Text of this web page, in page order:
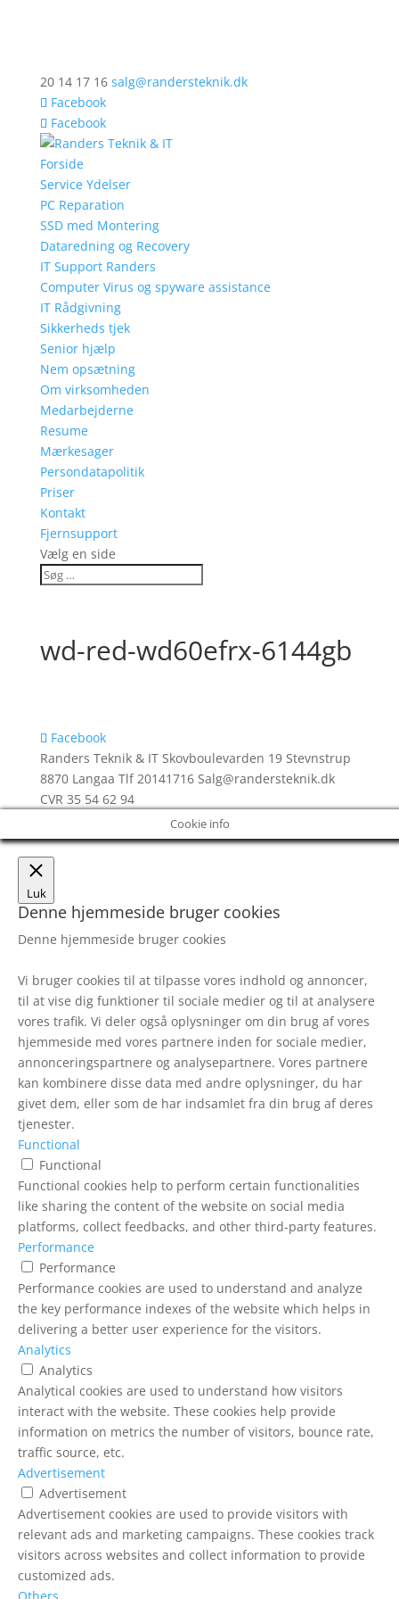
20 14 17 16 salg@randersteknik.dk
Facebook
Facebook
Forside
Service Ydelser
PC Reparation
SSD med Montering
Dataredning og Recovery
IT Support Randers
Computer Virus og spyware assistance
IT Rådgivning
Sikkerheds tjek
Senior hjælp
Nem opsætning
Om virksomheden
Medarbejderne
Resume
Mærkesager
Persondatapolitik
Priser
Kontakt
Fjernsupport
Vælg en side
wd-red-wd60efrx-6144gb
Facebook
Randers Teknik & IT Skovboulevarden 19 Stevnstrup
8870 Langaa Tlf 20141716 Salg@randersteknik.dk
CVR 35 54 62 94
Cookie info
Luk
Denne hjemmeside bruger cookies
Denne hjemmeside bruger cookies
Vi bruger cookies til at tilpasse vores indhold og annoncer,
til at vise dig funktioner til sociale medier og til at analysere
vores trafik. Vi deler også oplysninger om din brug af vores
hjemmeside med vores partnere inden for sociale medier,
annonceringspartnere og analysepartnere. Vores partnere
kan kombinere disse data med andre oplysninger, du har
givet dem, eller som de har indsamlet fra din brug af deres
tjenester.
Functional
Functional
Functional cookies help to perform certain functionalities
like sharing the content of the website on social media
platforms, collect feedbacks, and other third-party features.
Performance
Performance
Performance cookies are used to understand and analyze
the key performance indexes of the website which helps in
delivering a better user experience for the visitors.
Analytics
Analytics
Analytical cookies are used to understand how visitors
interact with the website. These cookies help provide
information on metrics the number of visitors, bounce rate,
traffic source, etc.
Advertisement
Advertisement
Advertisement cookies are used to provide visitors with
relevant ads and marketing campaigns. These cookies track
visitors across websites and collect information to provide
customized ads.